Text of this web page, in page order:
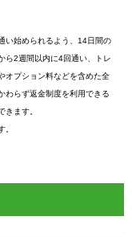
い始められるよう、14日間の
ら2週間以内に4回通い、トレ
オプション料などを含めた全
わらず返金制度を利用できる
きます。
。